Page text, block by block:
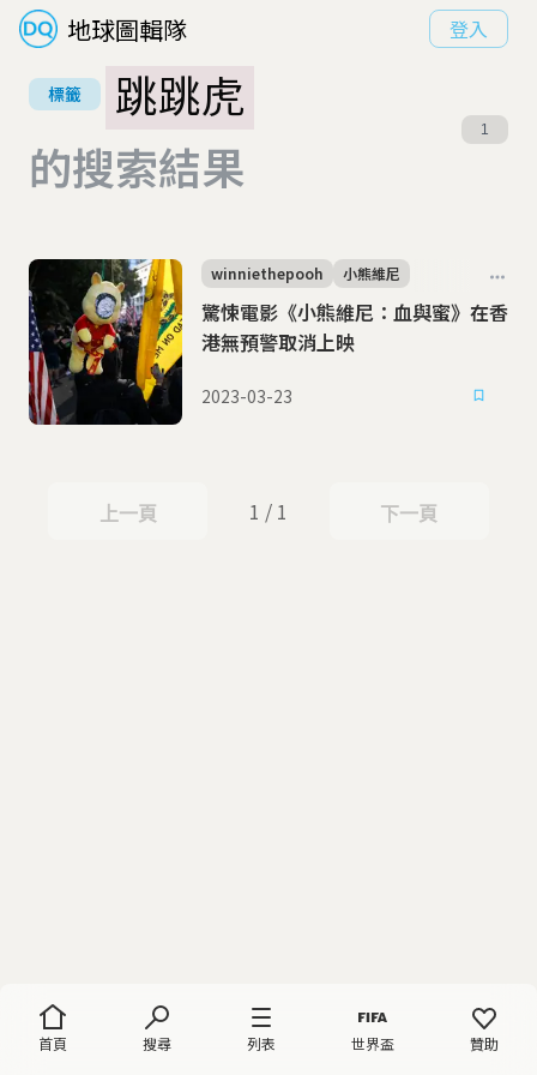
地球圖輯隊 登入
首頁 搜尋 列表 世界盃 贊助
標籤
跳跳虎
的搜索結果
1
驚悚電影《小熊維尼：血與蜜》在香
港無預警取消上映
winniethepooh 小熊維尼
2023-03-23
上一頁
上一頁 1 / 1 下一頁
下一頁